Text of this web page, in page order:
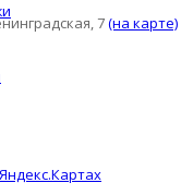
7(на карте)